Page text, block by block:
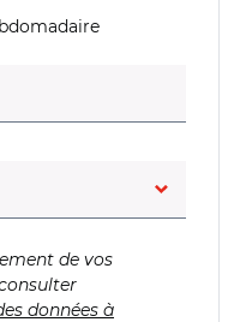
de vos
données à